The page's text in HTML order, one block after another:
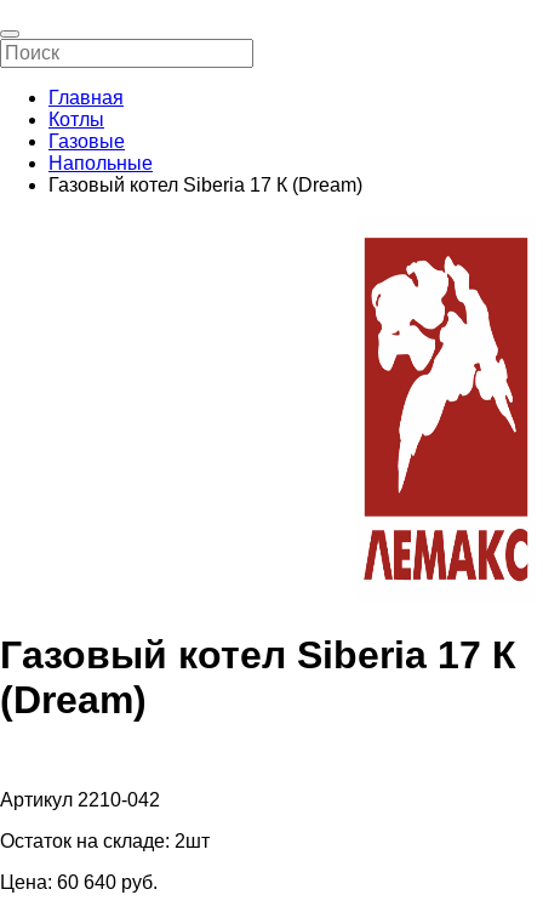
Главная
Котлы
Газовые
Напольные
Газовый котел Siberia 17 К (Dream)
Газовый котел Siberia 17 К
(Dream)
Артикул 2210-042
Остаток на складе: 2шт
Цена: 60 640 pуб.